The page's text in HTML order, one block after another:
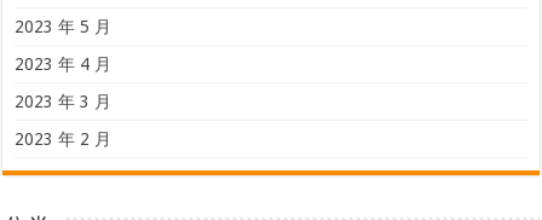
2023 年 5 月
2023 年 4 月
2023 年 3 月
2023 年 2 月